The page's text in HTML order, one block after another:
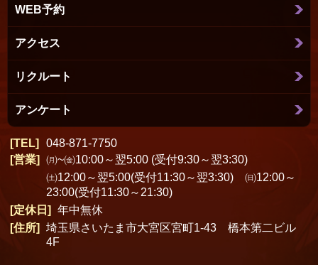
WEB予約
アクセス
リクルート
アンケート
TEL
048-871-7750
営業
㈪~㈮10:00～翌5:00 (受付9:30～翌3:30)
㈯12:00～翌5:00(受付11:30～翌3:30) ㈰12:00～
23:00(受付11:30～21:30)
定休日
年中無休
住所
埼玉県さいたま市大宮区宮町1-43 橋本第二ビル
4F